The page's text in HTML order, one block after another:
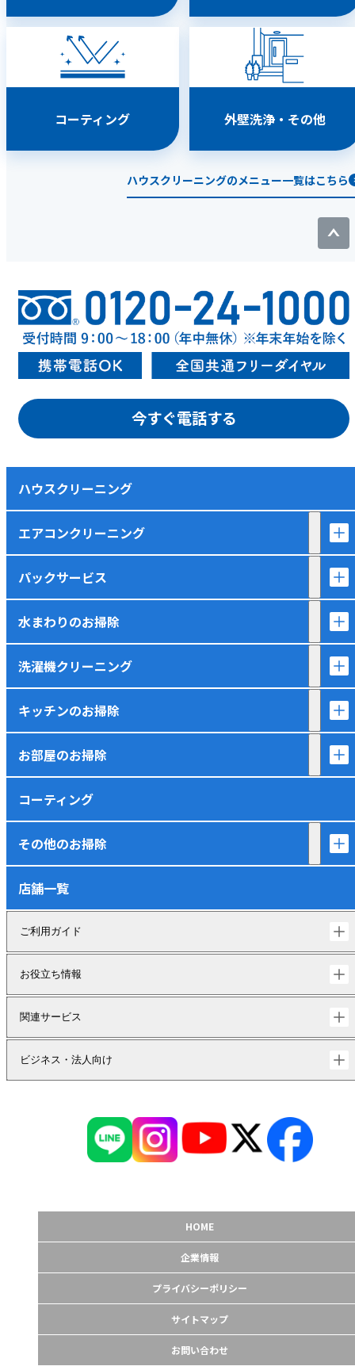
コーティング 外壁洗浄・その他
ハウスクリーニングのメニュー一覧はこちら
今すぐ電話する
ハウスクリーニング
エアコンクリーニング
パックサービス
水まわりのお掃除
洗濯機クリーニング
キッチンのお掃除
お部屋のお掃除
コーティング
その他のお掃除
店舗一覧
ご利用ガイド
お役立ち情報
関連サービス
ビジネス・法人向け
HOME
企業情報
プライバシーポリシー
サイトマップ
お問い合わせ